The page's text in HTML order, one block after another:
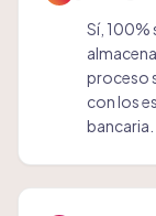
Sí, 100%
proceso
con los
bancaria.